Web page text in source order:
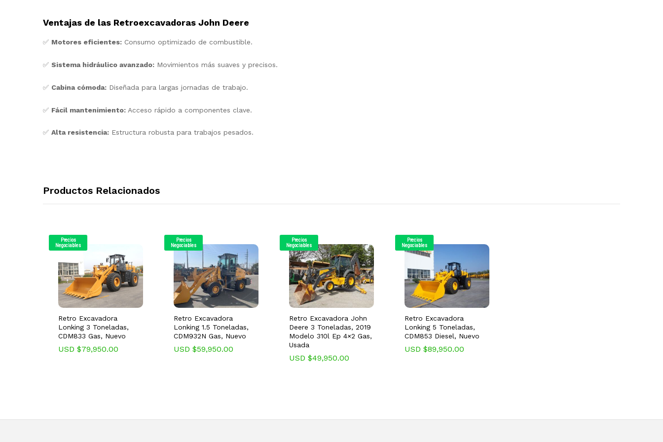
Ventajas de las Retroexcavadoras John Deere
✅ Motores eficientes: Consumo optimizado de combustible.
✅ Sistema hidráulico avanzado: Movimientos más suaves y precisos.
✅ Cabina cómoda: Diseñada para largas jornadas de trabajo.
✅ Fácil mantenimiento: Acceso rápido a componentes clave.
✅ Alta resistencia: Estructura robusta para trabajos pesados.
Productos Relacionados
Precios
Negociables
Retro Excavadora
Lonking 3 Toneladas,
CDM833 Gas, Nuevo
USD $79,950.00
Precios
Negociables
Retro Excavadora
Lonking 1.5 Toneladas,
CDM932N Gas, Nuevo
USD $59,950.00
Precios
Negociables
Retro Excavadora John
Deere 3 Toneladas, 2019
Modelo 310l Ep 4×2 Gas,
Usada
USD $49,950.00
Precios
Negociables
Retro Excavadora
Lonking 5 Toneladas,
CDM853 Diesel, Nuevo
USD $89,950.00